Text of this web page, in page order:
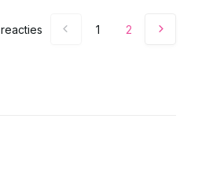
Uitverkocht
reacties 1 2